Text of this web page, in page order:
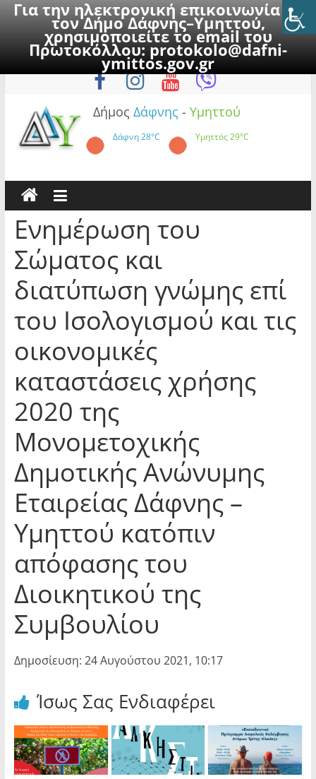
Για την ηλεκτρονική επικοινωνία με
τον Δήμο Δάφνης–Υμηττού,
χρησιμοποιείτε το email του
Πρωτοκόλλου:protokolo@dafni-
ymittos.gov.gr
to
Παρασκευή, 7 Αυγούστου 2026
Δήμος Δάφνης - Υμηττού
Δάφνη28°C Υμηττός29°C
Ενημέρωση του
Σώματος και
διατύπωση γνώμης επί
του Ισολογισμού και τις
οικονομικές
καταστάσεις χρήσης
2020 της
Μονομετοχικής
Δημοτικής Ανώνυμης
Εταιρείας Δάφνης –
Υμηττού κατόπιν
απόφασης του
Διοικητικού της
Συμβουλίου
Δημοσίευση: 24 Αυγούστου 2021, 10:17
Ίσως Σας Ενδιαφέρει